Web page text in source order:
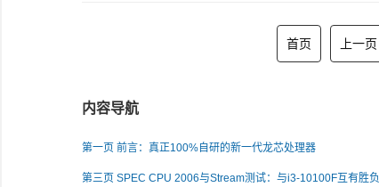
首页 上一页
内容导航
第一页 前言：真正100%自研的新一代龙芯处理器
第三页 SPEC CPU 2006与Stream测试：与i3-10100F互有胜负